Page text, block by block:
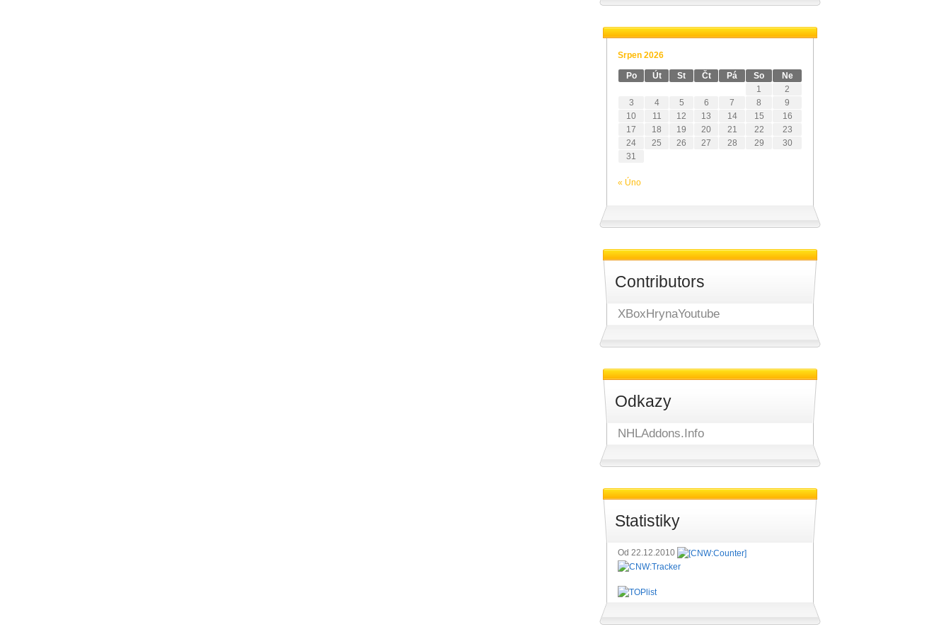
Srpen 2026
Po Út St Čt Pá So
Ne
1
2
3
4 5 6 7 8
9
10
11 12 13 14 15
16
17
18 19 20 21 22
23
24
25 26 27 28 29
30
31
« Úno
Contributors
XBoxHrynaYoutube
Odkazy
NHLAddons.Info
Statistiky
Od 22.12.2010